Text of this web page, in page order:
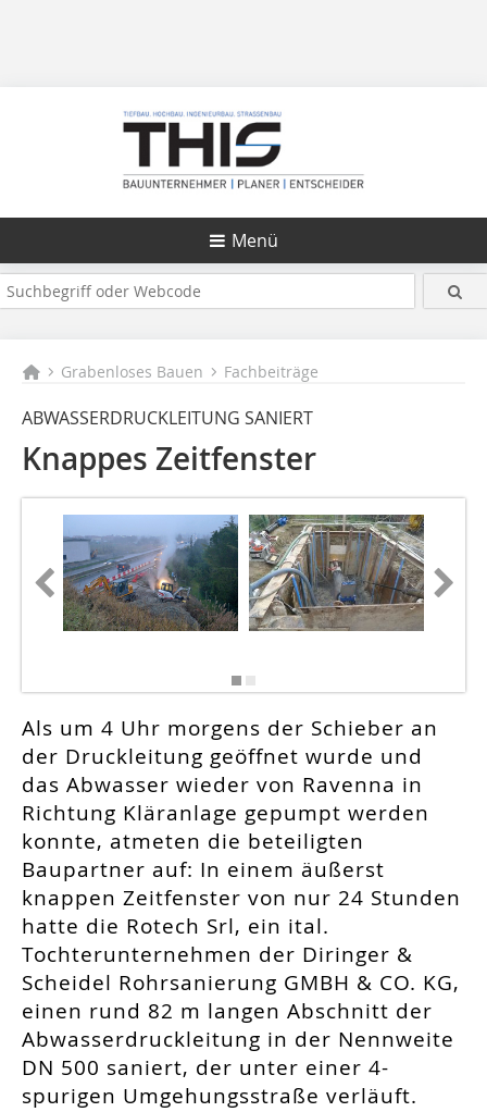
Menü
Grabenloses Bauen Fachbeiträge
ABWASSERDRUCKLEITUNG SANIERT
Knappes Zeitfenster
Als um 4 Uhr morgens der Schieber an
der Druckleitung geöffnet wurde und
das Abwasser wieder von Ravenna in
Richtung Kläranlage gepumpt werden
konnte, atmeten die beteiligten
Baupartner auf: In einem äußerst
knappen Zeitfenster von nur 24 Stunden
hatte die Rotech Srl, ein ital.
Tochterunternehmen der Diringer &
Scheidel Rohrsanierung GMBH & CO. KG,
einen rund 82 m langen Abschnitt der
Abwasserdruckleitung in der Nennweite
DN 500 saniert, der unter einer 4-
spurigen Umgehungsstraße verläuft.